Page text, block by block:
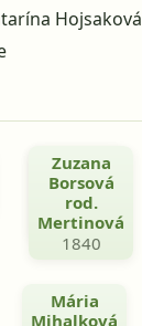
Hojsaková
Jozef
Bors
Hudak
1829
Zuzana
Borsová
rod.
Mertinová
1840
Mária
Mihalková